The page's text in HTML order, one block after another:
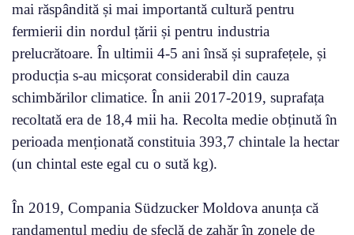
mai răspândită și mai importantă cultură pentru
fermierii din nordul țării și pentru industria
prelucrătoare. În ultimii 4-5 ani însă și suprafețele, și
producția s-au micșorat considerabil din cauza
schimbărilor climatice. În anii 2017-2019, suprafața
recoltată era de 18,4 mii ha. Recolta medie obținută în
perioada menționată constituia 393,7 chintale la hectar
(un chintal este egal cu o sută kg).
În 2019, Compania Südzucker Moldova anunța că
randamentul mediu de sfeclă de zahăr în zonele de